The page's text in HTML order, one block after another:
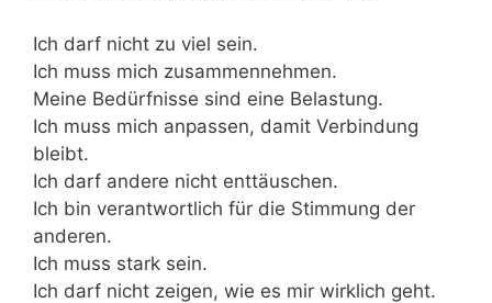
Ich darf nicht zu viel sein.
Ich muss mich zusammennehmen.
Meine Bedürfnisse sind eine Belastung.
Ich muss mich anpassen, damit Verbindung
bleibt.
Ich darf andere nicht enttäuschen.
Ich bin verantwortlich für die Stimmung der
anderen.
Ich muss stark sein.
Ich darf nicht zeigen, wie es mir wirklich geht.